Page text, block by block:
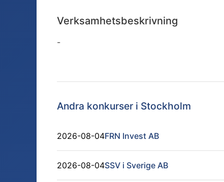
Verksamhetsbeskrivning
-
Andra konkurser i Stockholm
2026-08-04FRN Invest AB
2026-08-04SSV i Sverige AB